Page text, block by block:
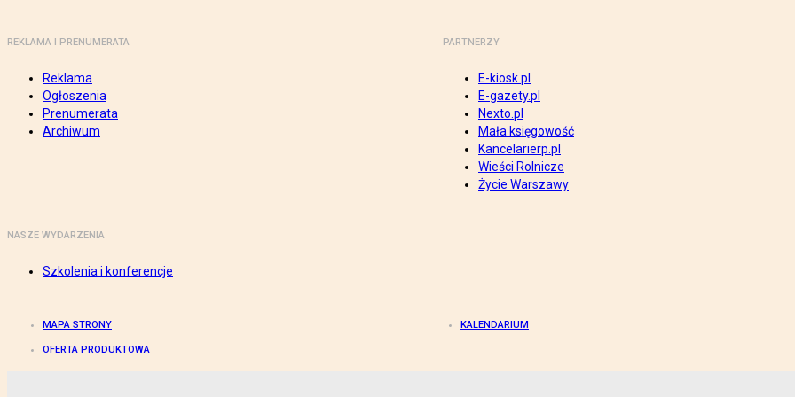
REKLAMA I PRENUMERATA
Reklama
Ogłoszenia
Prenumerata
Archiwum
PARTNERZY
E-kiosk.pl
E-gazety.pl
Nexto.pl
Mała księgowość
Kancelarierp.pl
Wieści Rolnicze
Życie Warszawy
NASZE WYDARZENIA
Szkolenia i konferencje
MAPA STRONY KALENDARIUM
OFERTA PRODUKTOWA